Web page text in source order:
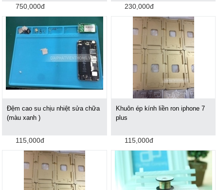
750,000đ 230,000đ
Đệm cao su chịu nhiệt sửa chữa
(màu xanh )
115,000đ
Khuôn ép kính liền ron iphone 7
plus
115,000đ